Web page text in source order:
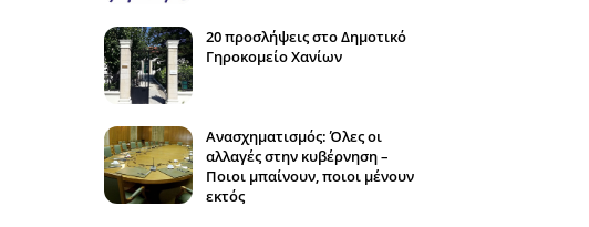
20 προσλήψεις στο Δημοτικό
Γηροκομείο Χανίων
Ανασχηματισμός: Όλες οι
αλλαγές στην κυβέρνηση –
Ποιοι μπαίνουν, ποιοι μένουν
εκτός